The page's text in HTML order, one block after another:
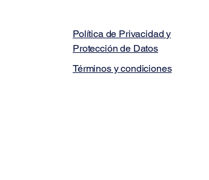
Política de Privacidad y
Protección de Datos
Términos y condiciones